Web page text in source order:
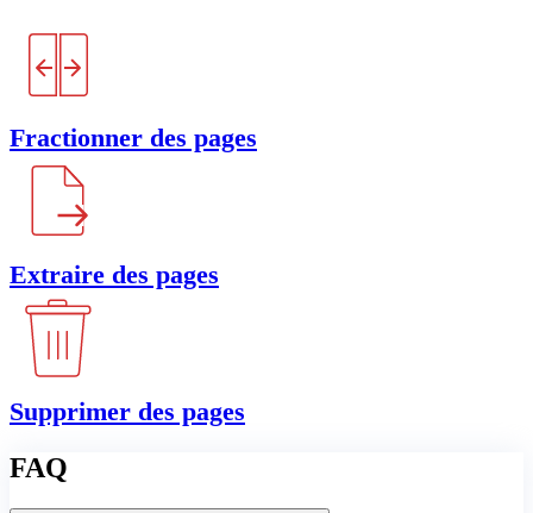
Fractionner des pages
Extraire des pages
Supprimer des pages
FAQ